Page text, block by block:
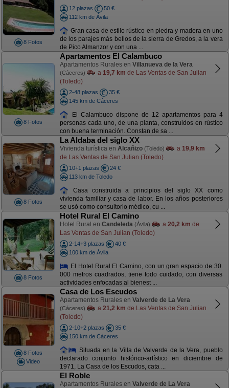
8 Fotos
12 plazas
50 €
112 km de Ávila
Gran casa de estilo rústico en piedra y madera en uno
de los parajes más bellos de la sierra de Gredos, a la vera
de Pico Almanzor y con una ...
8 Fotos
Apartamentos El Calambuco
Apartamentos Rurales en Villanueva de la Vera
(Cáceres) a 19,7 km de Las Ventas de San Julian
(Toledo)
2-48 plazas
35 €
145 km de Cáceres
El Calambuco dispone de 12 apartamentos para 4
personas cada uno, de una planta, construidos en rústico
con buena terminación. Constan de sa ...
8 Fotos
La Aldaba del siglo XX
Vivienda turística en Alcañizo (Toledo) a 19,9 km
de Las Ventas de San Julian (Toledo)
10+1 plazas
24 €
113 km de Toledo
Casa construida a principios del siglo XX como
vivienda familiar y casa de labor. En los años posteriores
se usó como consultorio médico, cu ...
8 Fotos
Hotel Rural El Camino
Hotel Rural en Candeleda (Ávila) a 20,2 km de
Las Ventas de San Julian (Toledo)
2-14+3 plazas
40 €
100 km de Ávila
El Hotel Rural El Camino, con un gran espacio de 30.
000 metros cuadrados, tiene todo cuidado, con diversas
actividades enfocadas al bienest ...
8 Fotos
Video
Casa de Los Escudos
Apartamentos Rurales en Valverde de La Vera
(Cáceres) a 21,2 km de Las Ventas de San Julian
(Toledo)
2-10+2 plazas
35 €
150 km de Cáceres
Situada en la Villa de Valverde de la Vera, pueblo
declarado conjunto histórico-artístico en diciembre de
1971, La Casa de los Escudos, cata ...
El Roble
Apartamentos Rurales en Valverde de La Vera